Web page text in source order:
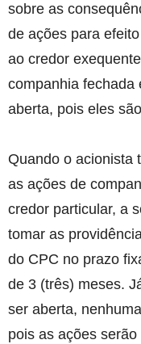
sobre as
de ações para
ao credor
companhia fechada
aberta, pois eles
Quando o acionista
as ações de
credor particular, a
tomar as
do CPC no prazo
de 3 (três) meses.
ser aberta,
pois as ações